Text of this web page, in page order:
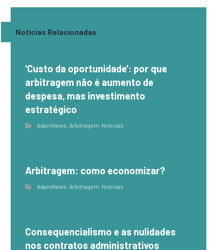
Notícias Relacionadas
‘Custo da oportunidade’: por que
arbitragem não é aumento de
despesa, mas investimento
estratégico
AdamNews, Arbitragem, Notícias
Arbitragem: como economizar?
AdamNews, Arbitragem, Notícias
Consequencialismo e as nulidades
nos contratos administrativos